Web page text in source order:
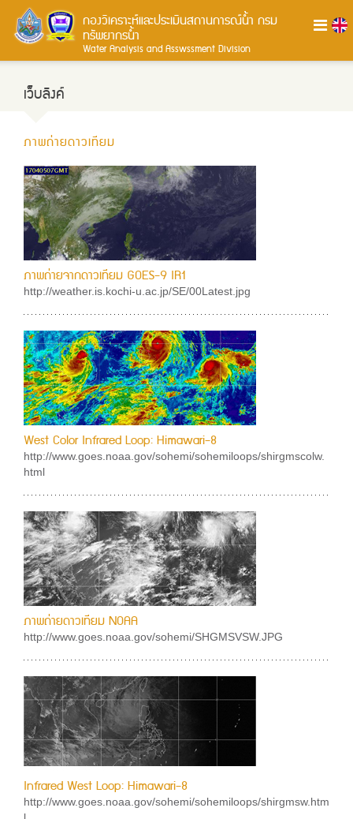
กองวิเคราะห์และประเมินสถานการณ์น้ำ กรม
ทรัพยากรน้ำ
Water Analysis and Asswssment Division
เว็บลิงค์
ภาพถ่ายดาวเทียม
ภาพถ่ายจากดาวเทียม GOES-9 IR1
http://weather.is.kochi-u.ac.jp/SE/00Latest.jpg
West Color Infrared Loop: Himawari-8
http://www.goes.noaa.gov/sohemi/sohemiloops/shirgmscolw.
html
ภาพถ่ายดาวเทียม NOAA
http://www.goes.noaa.gov/sohemi/SHGMSVSW.JPG
Infrared West Loop: Himawari-8
http://www.goes.noaa.gov/sohemi/sohemiloops/shirgmsw.htm